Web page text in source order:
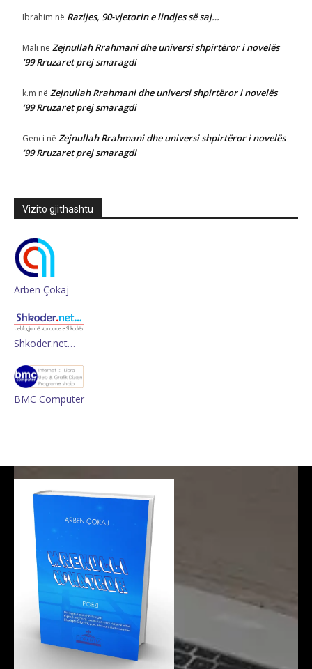
Ibrahim në Razijes, 90-vjetorin e lindjes së saj…
Mali në Zejnullah Rrahmani dhe universi shpirtëror i novelës
‘99 Rruzaret prej smaragdi
k.m në Zejnullah Rrahmani dhe universi shpirtëror i novelës
‘99 Rruzaret prej smaragdi
Genci në Zejnullah Rrahmani dhe universi shpirtëror i novelës
‘99 Rruzaret prej smaragdi
Vizito gjithashtu
Arben Çokaj
Shkoder.net…
BMC Computer